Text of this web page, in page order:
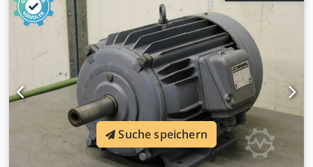
Suche speichern